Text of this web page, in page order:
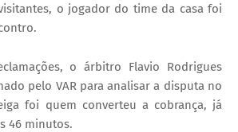
o jogador do time da casa foi
o árbitro Flavio Rodrigues
pelo VAR para analisar a disputa no
foi quem converteu a cobrança, já
46 minutos.